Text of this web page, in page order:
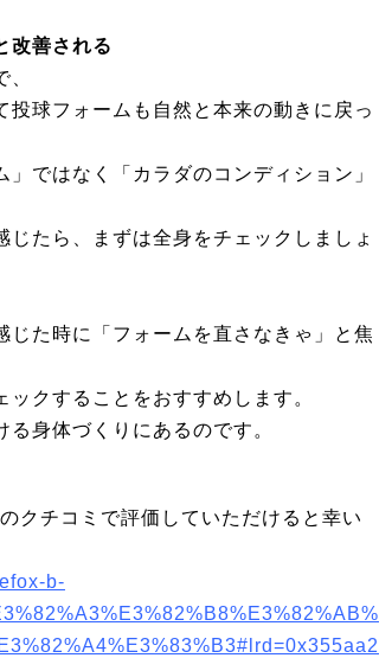
改善される
球フォームも自然と本来の動きに戻っ
ではなく「カラダのコンディション」
たら、まずは全身をチェックしましょ
じた時に「フォームを直さなきゃ」と焦
クすることをおすすめします。
身体づくりにあるのです。
クチコミで評価していただけると幸い
b-